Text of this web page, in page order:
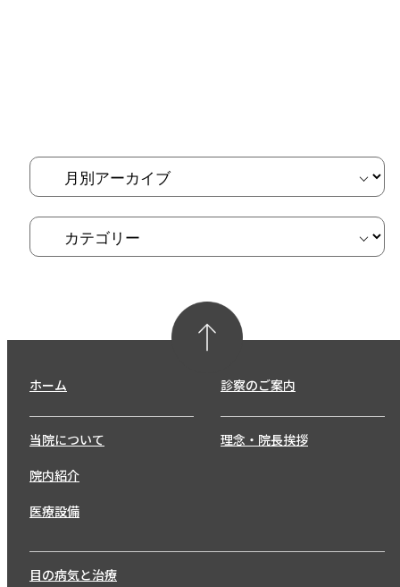
ホーム 診察のご案内
当院について
院内紹介
医療設備
理念・院長挨拶
目の病気と治療